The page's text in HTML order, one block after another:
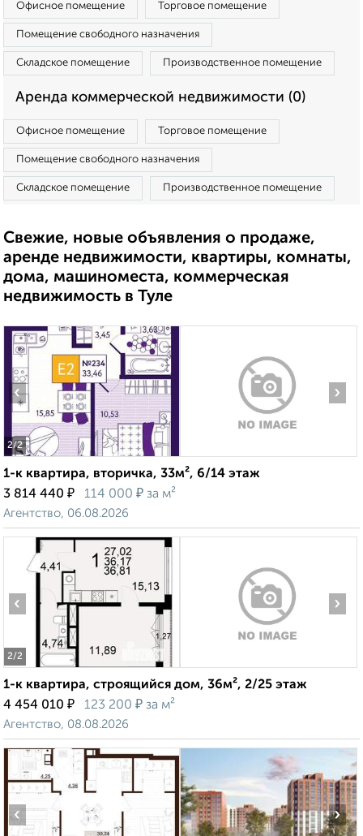
Офисное помещение Торговое помещение
Помещение свободного назначения
Складское помещение Производственное помещение
Аренда коммерческой недвижимости (0)
Офисное помещение Торговое помещение
Помещение свободного назначения
Складское помещение Производственное помещение
Свежие, новые объявления о продаже,
аренде недвижимости, квартиры, комнаты,
дома, машиноместа, коммерческая
недвижимость в Туле
2/2
‹ ›
1-к квартира, вторичка, 33м², 6/14 этаж
3 814 440 ₽ 114 000 ₽ за м²
Агентство, 06.08.2026
2/2
‹ ›
1-к квартира, строящийся дом, 36м², 2/25 этаж
4 454 010 ₽ 123 200 ₽ за м²
Агентство, 08.08.2026
‹ ›